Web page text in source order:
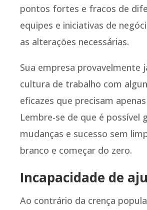
pontos fortes e fracos de
equipes e iniciativas de
as alterações necessárias.
Sua empresa provavelmente
cultura de trabalho com
eficazes que precisam
Lembre-se de que é possível
mudanças e sucesso sem
branco e começar do zero.
Incapacidade de
Ao contrário da crença